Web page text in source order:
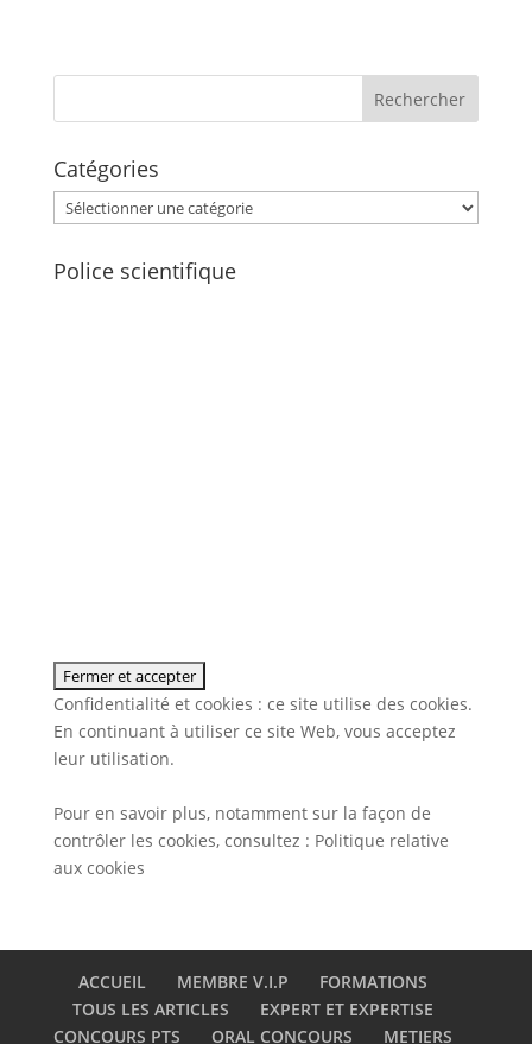
Catégories
Catégories
Police scientifique
Confidentialité et cookies : ce site utilise des cookies.
En continuant à utiliser ce site Web, vous acceptez
leur utilisation.
Pour en savoir plus, notamment sur la façon de
contrôler les cookies, consultez : Politique relative
aux cookies
ACCUEIL MEMBRE V.I.P
FORMATIONS
TOUS LES ARTICLES
EXPERT ET EXPERTISE
CONCOURS PTS
ORAL CONCOURS METIERS